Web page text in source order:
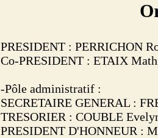
PRESIDENT : PERRICHON
Co-PRESIDENT : ETAIX
-Pôle administratif :
SECRETAIRE GENERAL :
TRESORIER : COUBLE
PRESIDENT D'HONNEUR :